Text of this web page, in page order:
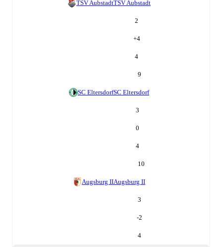
TSV AubstadtTSV Aubstadt
2
+4
4
9
SC EltersdorfSC Eltersdorf
3
0
4
10
Augsburg IIAugsburg II
3
-2
4